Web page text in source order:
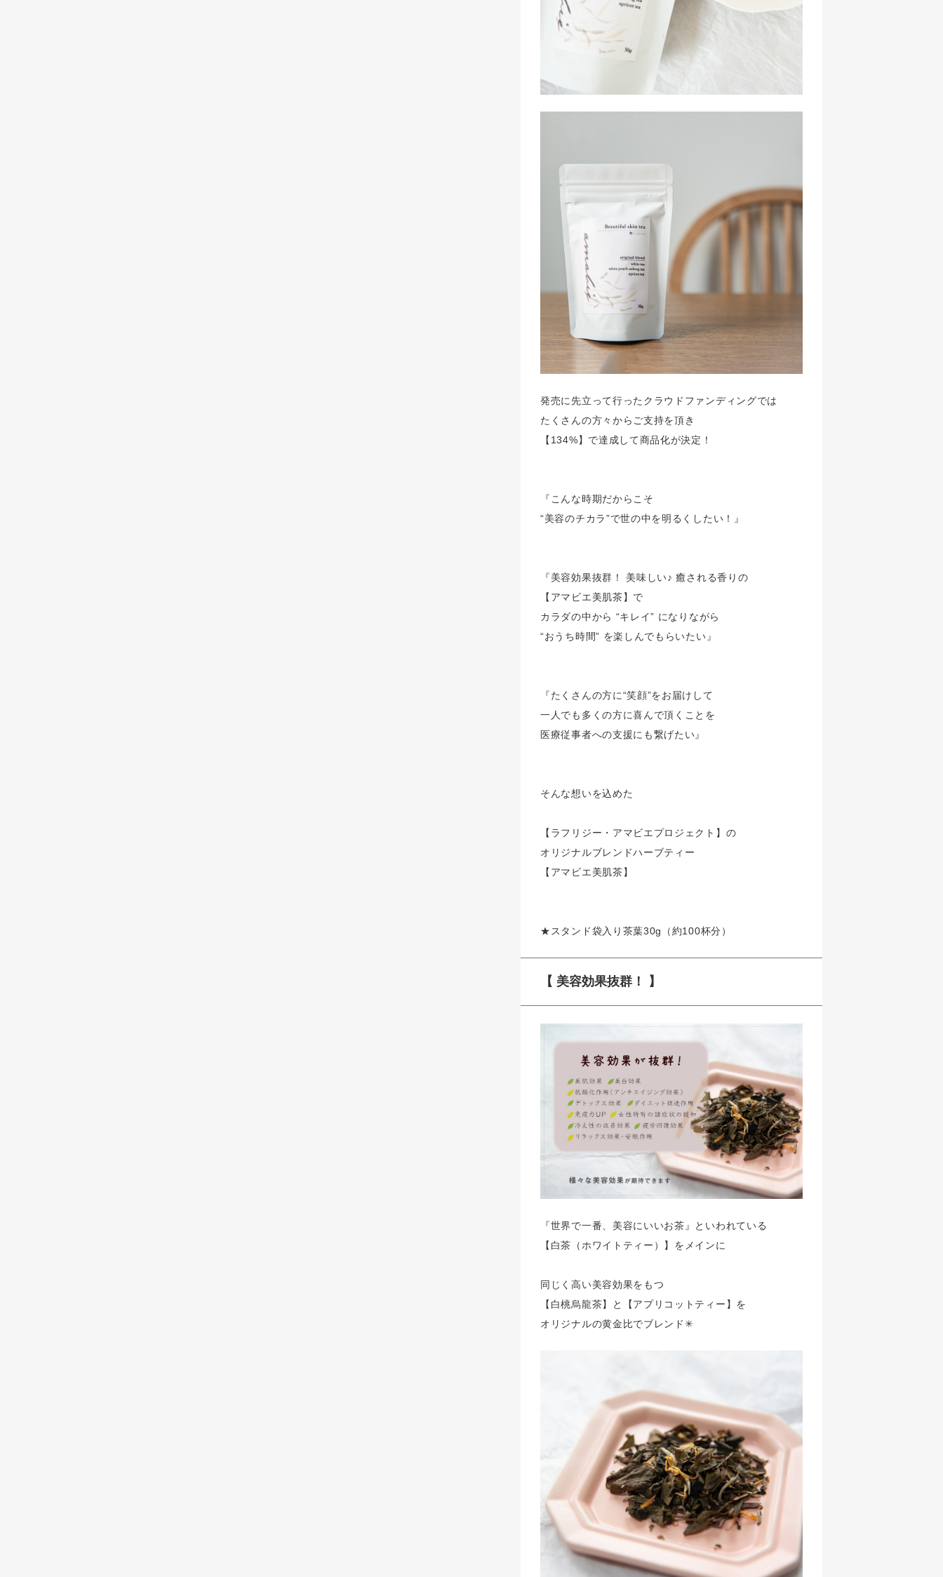
発売に先立って行ったクラウドファンディングでは
たくさんの方々からご支持を頂き
【134%】で達成して商品化が決定！
『こんな時期だからこそ
“美容のチカラ”で世の中を明るくしたい！』
『美容効果抜群！ 美味しい♪ 癒される香りの
【アマビエ美肌茶】で
カラダの中から “キレイ” になりながら
“おうち時間” を楽しんでもらいたい』
『たくさんの方に“笑顔”をお届けして
一人でも多くの方に喜んで頂くことを
医療従事者への支援にも繋げたい』
そんな想いを込めた
【ラフリジー・アマビエプロジェクト】の
オリジナルブレンドハーブティー
【アマビエ美肌茶】
★スタンド袋入り茶葉30g（約100杯分）
【 美容効果抜群！ 】
『世界で一番、美容にいいお茶』といわれている
【白茶（ホワイトティー）】をメインに
同じく高い美容効果をもつ
【白桃烏龍茶】と【アプリコットティー】を
オリジナルの黄金比でブレンド✳︎